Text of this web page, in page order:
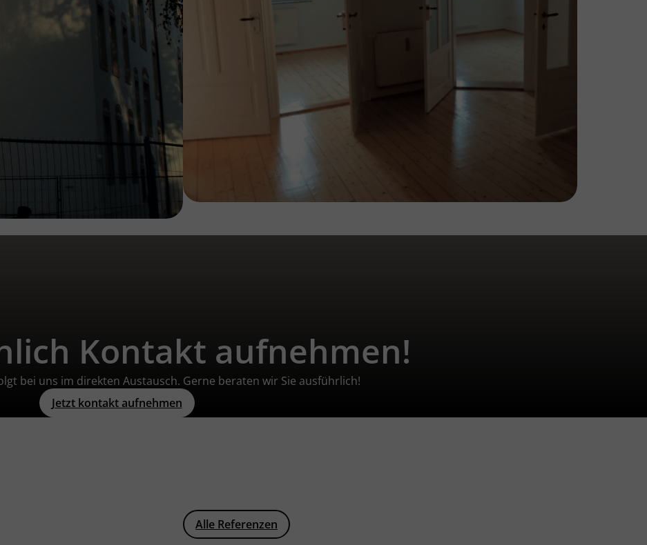
Kontakt aufnehmen!
bei uns im direkten Austausch. Gerne beraten wir Sie ausführlich!
Jetzt kontakt aufnehmen
Alle Referenzen